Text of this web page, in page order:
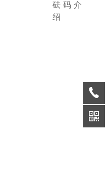
砝码介
绍